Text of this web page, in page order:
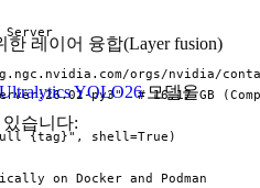
orgs/nvidia/
py3"  # 16.17 GB
{tag}", shell=True)
on Docker and Podman
레이어 융합(Layer fusion)
Ultralytics YOLO26모델을
있습니다: